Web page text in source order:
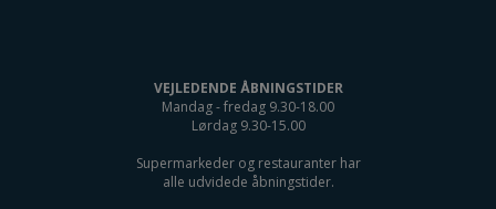
VEJLEDENDE ÅBNINGSTIDER
Mandag - fredag 9.30-18.00
Lørdag 9.30-15.00
Supermarkeder og restauranter har
alle udvidede åbningstider.